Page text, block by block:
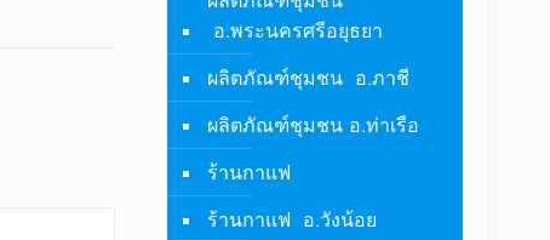
อ.พระนครศรีอยุธยา
ผลิตภัณฑ์ชุมชน อ.ภาชี
ผลิตภัณฑ์ชุมชน อ.ท่าเรือ
ร้านกาแฟ
ร้านกาแฟ อ.วังน้อย